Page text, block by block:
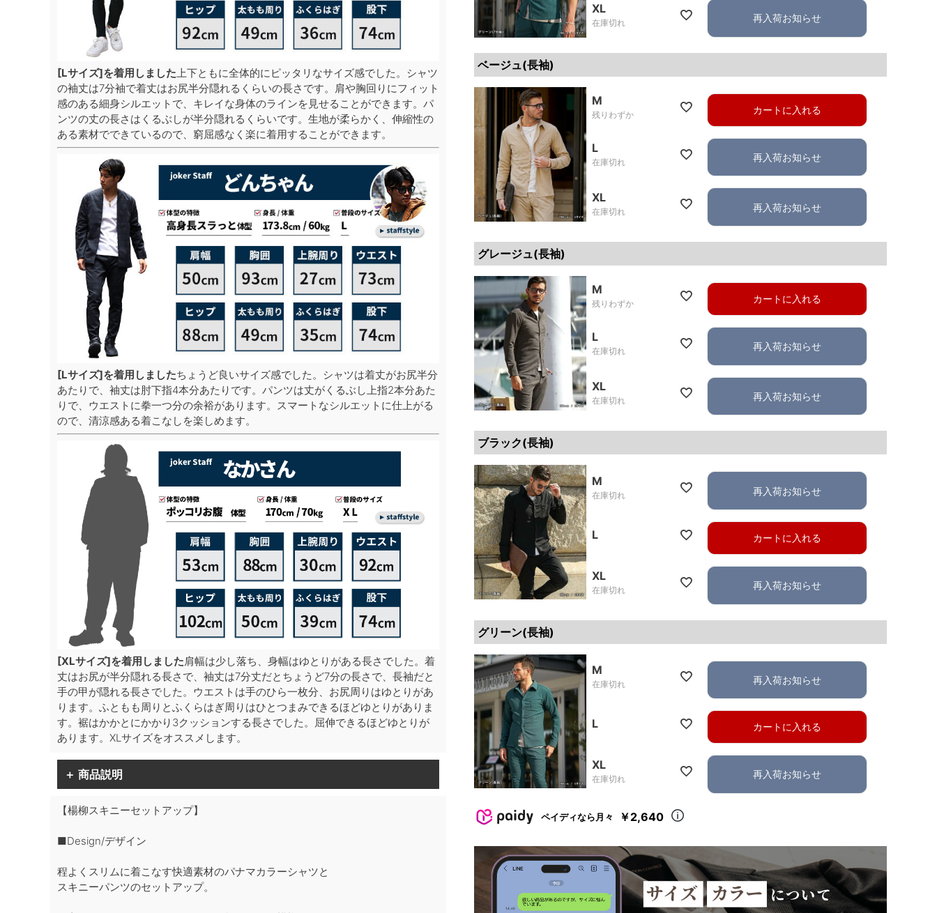
[Lサイズ]を着用しました 上下ともに全体的にピッタリなサイズ感でした。シャツ
の袖丈は7分袖で着丈はお尻半分隠れるくらいの長さです。肩や胸回りにフィット
感のある細身シルエットで、キレイな身体のラインを見せることができます。パ
ンツの丈の長さはくるぶしが半分隠れるくらいです。生地が柔らかく、伸縮性の
ある素材でできているので、窮屈感なく楽に着用することができます。
[Lサイズ]を着用しましたちょうど良いサイズ感でした。シャツは着丈がお尻半分
あたりで、袖丈は肘下指4本分あたりです。パンツは丈がくるぶし上指2本分あた
りで、ウエストに拳一つ分の余裕があります。スマートなシルエットに仕上がる
ので、清涼感ある着こなしを楽しめます。
[XLサイズ]を着用しました肩幅は少し落ち、身幅はゆとりがある長さでした。着
丈はお尻が半分隠れる長さで、袖丈は7分丈だとちょうど7分の長さで、長袖だと
手の甲が隠れる長さでした。ウエストは手のひら一枚分、お尻周りはゆとりがあ
ります。ふともも周りとふくらはぎ周りはひとつまみできるほどゆとりがありま
す。裾はかかとにかかり3クッションする長さでした。屈伸できるほどゆとりが
あります。XLサイズをオススメします。
＋ 商品説明
【楊柳スキニーセットアップ】
■Design/デザイン
程よくスリムに着こなす快適素材のパナマカラーシャツと
スキニーパンツのセットアップ。
XL
在庫切れ 再入荷お知らせ
ベージュ(長袖)
M
残りわずか カートに入れる
L
在庫切れ 再入荷お知らせ
XL
在庫切れ 再入荷お知らせ
グレージュ(長袖)
M
残りわずか カートに入れる
L
在庫切れ 再入荷お知らせ
XL
在庫切れ 再入荷お知らせ
ブラック(長袖)
M
在庫切れ 再入荷お知らせ
L カートに入れる
XL
在庫切れ 再入荷お知らせ
グリーン(長袖)
M
在庫切れ 再入荷お知らせ
L カートに入れる
XL
在庫切れ 再入荷お知らせ
ペイディなら月々 ￥2,640